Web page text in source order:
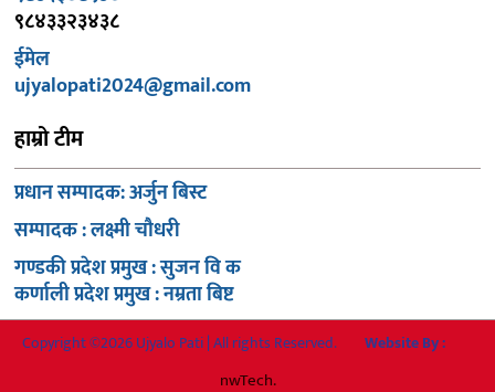
९८४३३२३४३८
ईमेल
ujyalopati2024@gmail.com
हाम्रो टीम
प्रधान सम्पादक: अर्जुन बिस्ट
सम्पादक : लक्ष्मी चौधरी
गण्डकी प्रदेश प्रमुख : सुजन वि क
कर्णाली प्रदेश प्रमुख : नम्रता बिष्ट
Copyright ©2026 Ujyalo Pati | All rights Reserved. Website By :
nwTech.